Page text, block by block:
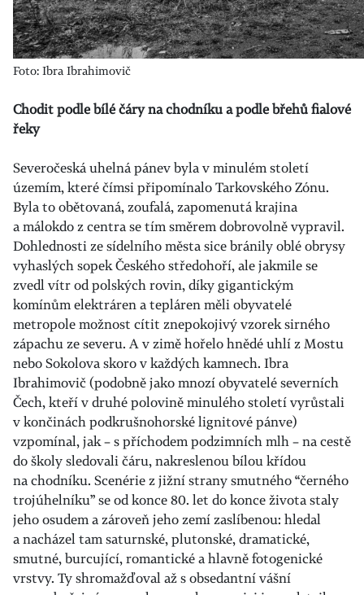
Foto: Ibra Ibrahimovič
Chodit podle bílé čáry na chodníku a podle břehů fialové
řeky
Severočeská uhelná pánev byla v minulém století
územím, které čímsi připomínalo Tarkovského Zónu.
Byla to obětovaná, zoufalá, zapomenutá krajina
a málokdo z centra se tím směrem dobrovolně vypravil.
Dohlednosti ze sídelního města sice bránily oblé obrysy
vyhaslých sopek Českého středohoří, ale jakmile se
zvedl vítr od polských rovin, díky gigantickým
komínům elektráren a tepláren měli obyvatelé
metropole možnost cítit znepokojivý vzorek sirného
zápachu ze severu. A v zimě hořelo hnědé uhlí z Mostu
nebo Sokolova skoro v každých kamnech. Ibra
Ibrahimovič (podobně jako mnozí obyvatelé severních
Čech, kteří v druhé polovině minulého století vyrůstali
v končinách podkrušnohorské lignitové pánve)
vzpomínal, jak – s příchodem podzimních mlh – na cestě
do školy sledovali čáru, nakreslenou bílou křídou
na chodníku. Scenérie z jižní strany smutného “černého
trojúhelníku” se od konce 80. let do konce života staly
jeho osudem a zároveň jeho zemí zaslíbenou: hledal
a nacházel tam saturnské, plutonské, dramatické,
smutné, burcující, romantické a hlavně fotogenické
vrstvy. Ty shromažďoval až s obsedantní vášní